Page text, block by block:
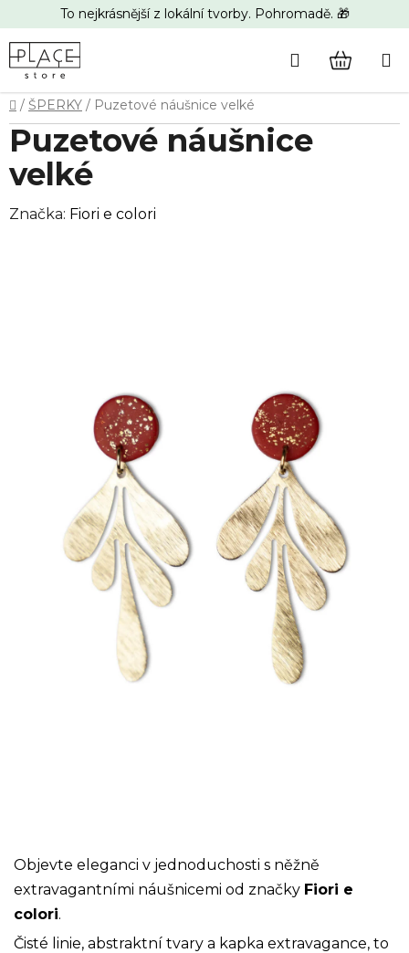
na
obsah
To nejkrásnější z lokální tvorby. Pohromadě. 🎁
Hledat
Domů
/ ŠPERKY / Puzetové náušnice velké
Objevte eleganci v jednoduchosti s něžně
extravagantními náušnicemi od značky Fiori e
colori.
Čisté linie, abstraktní tvary a kapka extravagance, to
Puzetové náušnice
velké
Značka: Fiori e colori